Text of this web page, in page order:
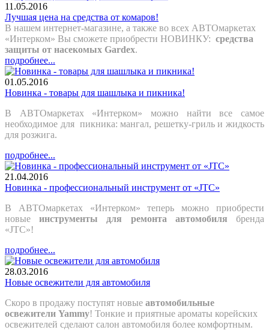
11.05.2016
Лучшая цена на средства от комаров!
В нашем интернет-магазине, а также во всех АВТОмаркетах
«Интерком» Вы сможете приобрести НОВИНКУ: средства
защиты от насекомых Gardex.
подробнее...
01.05.2016
Новинка - товары для шашлыка и пикника!
В АВТОмаркетах «Интерком» можно найти все самое
необходимое для пикника: мангал, решетку-гриль и жидкость
для розжига.
подробнее...
21.04.2016
Новинка - профессиональный инструмент от «JTC»
В АВТОмаркетах «Интерком» теперь можно приобрести
новыеинструменты для ремонта автомобиля бренда
«JTC»!
подробнее...
28.03.2016
Новые освежители для автомобиля
Скоро в продажу поступят новые автомобильные
освежители Yammy! Тонкие и приятные ароматы корейских
освежителей сделают салон автомобиля более комфортным.